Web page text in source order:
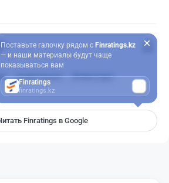
0
инвестиции Инвесторы
Finratings в Google
Поставьте галочку рядом с Finratings.kz
— и наши материалы будут чаще
показываться вам
Finratings
finratings.kz